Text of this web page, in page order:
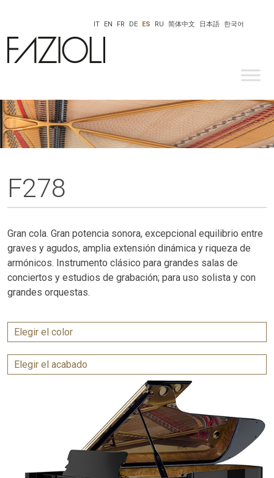
한국어
日本語
IT EN FR DE ES RU 简体中文
F278
Gran cola. Gran potencia sonora, excepcional equilibrio entre
graves y agudos, amplia extensión dinámica y riqueza de
armónicos. Instrumento clásico para grandes salas de
conciertos y estudios de grabación; para uso solista y con
grandes orquestas.